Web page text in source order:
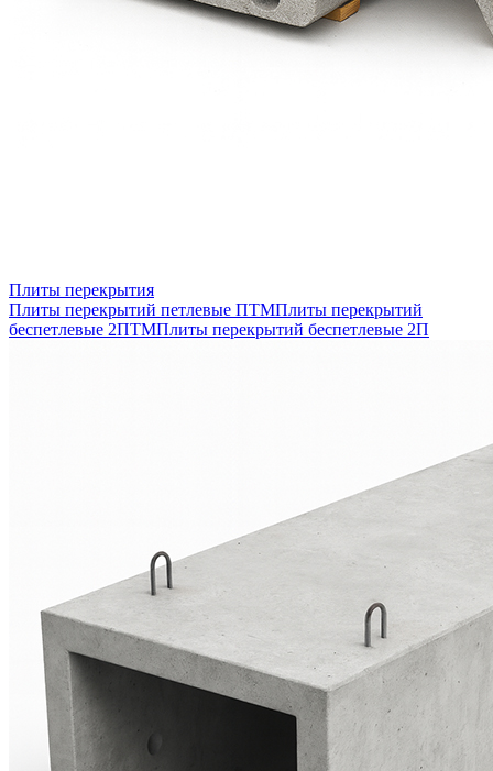
Плиты перекрытия
Плиты перекрытий петлевые ПТМПлиты перекрытий
беспетлевые 2ПТМПлиты перекрытий беспетлевые 2П